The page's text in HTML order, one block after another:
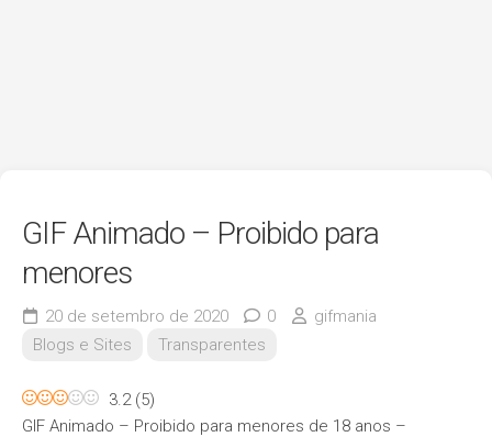
GIF Animado – Proibido para
menores
20 de setembro de 2020 0
gifmania
Blogs e Sites
Transparentes
3.2 (5)
GIF Animado – Proibido para menores de 18 anos –